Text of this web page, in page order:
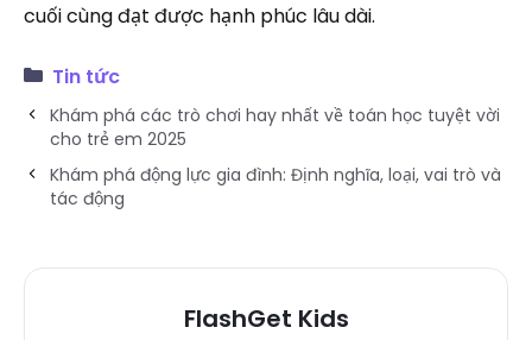
cuối cùng đạt được hạnh phúc lâu dài.
Tin tức
Khám phá các trò chơi hay nhất về toán học tuyệt vời
cho trẻ em 2025
Khám phá động lực gia đình: Định nghĩa, loại, vai trò và
tác động
FlashGet Kids